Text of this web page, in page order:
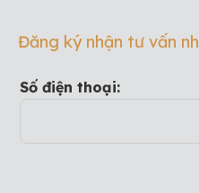
Đăng ký nhận tư vấn
Số điện thoại: